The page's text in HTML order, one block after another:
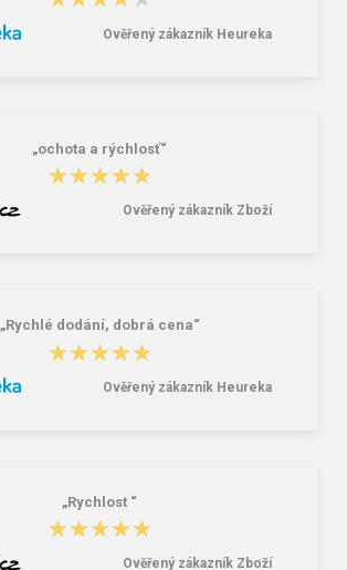
studentský set – černobílý Černá 34
Ověřený zákazník Heureka
„ochota a rýchlosť“
★★★★★
★★★★★
Ověřený zákazník Zboží
„Rychlé dodání, dobrá cena“
★★★★★
★★★★★
Ověřený zákazník Heureka
„Rychlost “
★★★★★
★★★★★
Ověřený zákazník Zboží